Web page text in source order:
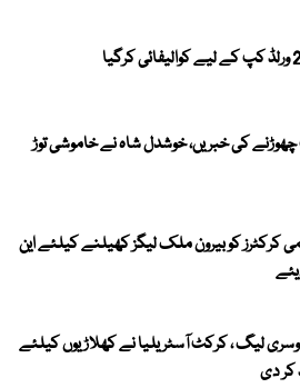
کی خبریں، خوشدل شاہ نے خاموشی توڑ
کرکٹرز کو بیرون ملک لیگز کھیلنے کیلئے این
لیگ ، کرکٹ آسٹریلیا نے کھلاڑیوں کیلئے
کر دی